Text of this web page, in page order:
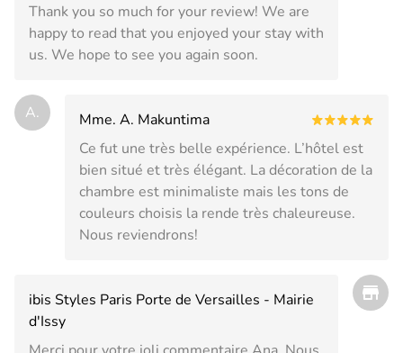
Thank you so much for your review! We are
happy to read that you enjoyed your stay with
us. We hope to see you again soon.
A.
Mme. A. Makuntima
Ce fut une très belle expérience. L’hôtel est
bien situé et très élégant. La décoration de la
chambre est minimaliste mais les tons de
couleurs choisis la rende très chaleureuse.
Nous reviendrons!
ibis Styles Paris Porte de Versailles - Mairie
d'Issy